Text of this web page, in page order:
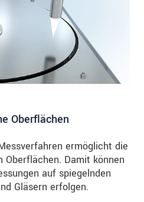
Oberflächen
ermöglicht die
Oberflächen. Damit können
auf spiegelnden
Gläsern erfolgen.